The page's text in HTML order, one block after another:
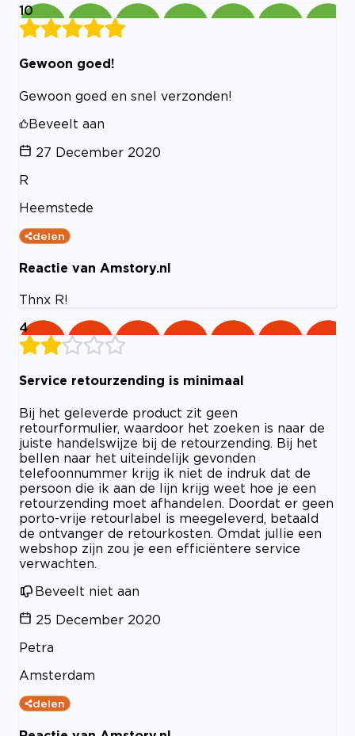
10
Gewoon goed!
Gewoon goed en snel verzonden!
Beveelt aan
27 December 2020
R
Heemstede
delen
Reactie van Amstory.nl
Thnx R!
4
Service retourzending is minimaal
Bij het geleverde product zit geen
retourformulier, waardoor het zoeken is naar de
juiste handelswijze bij de retourzending. Bij het
bellen naar het uiteindelijk gevonden
telefoonnummer krijg ik niet de indruk dat de
persoon die ik aan de lijn krijg weet hoe je een
retourzending moet afhandelen. Doordat er geen
porto-vrije retourlabel is meegeleverd, betaald
de ontvanger de retourkosten. Omdat jullie een
webshop zijn zou je een efficiëntere service
verwachten.
Beveelt niet aan
25 December 2020
Petra
Amsterdam
delen